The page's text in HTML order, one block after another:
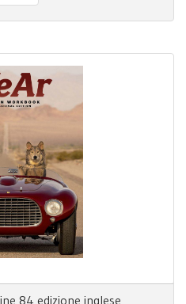
84 edizione inglese